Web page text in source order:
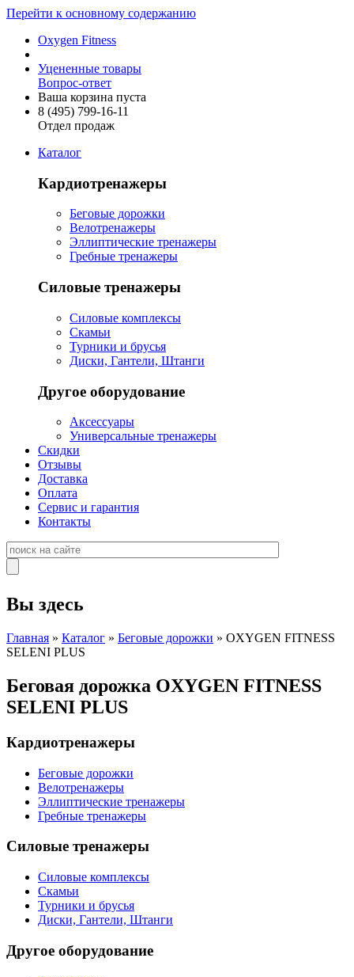
Перейти к основному содержанию
Oxygen Fitness
Уцененные товары
Вопрос-ответ
Ваша корзина пуста
8 (495) 799-16-11
Отдел продаж
Каталог
Кардиотренажеры
Беговые дорожки
Велотренажеры
Эллиптические тренажеры
Гребные тренажеры
Силовые тренажеры
Силовые комплексы
Скамьи
Турники и брусья
Диски, Гантели, Штанги
Другое оборудование
Аксессуары
Универсальные тренажеры
Скидки
Отзывы
Доставка
Оплата
Сервис и гарантия
Контакты
Вы здесь
Главная » Каталог » Беговые дорожки » OXYGEN FITNESS
SELENI PLUS
Беговая дорожка OXYGEN FITNESS
SELENI PLUS
Кардиотренажеры
Беговые дорожки
Велотренажеры
Эллиптические тренажеры
Гребные тренажеры
Силовые тренажеры
Силовые комплексы
Скамьи
Турники и брусья
Диски, Гантели, Штанги
Другое оборудование